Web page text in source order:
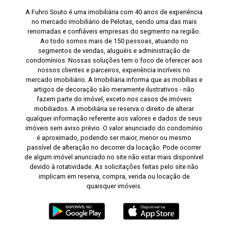
A Fuhro Souto é uma imobiliária com 40 anos de experiência
no mercado imobiliário de Pelotas, sendo uma das mais
renomadas e confiáveis empresas do segmento na região.
Ao todo somos mais de 150 pessoas, atuando no
segmentos de vendas, aluguéis e administração de
condomínios. Nossas soluções tem o foco de oferecer aos
nossos clientes e parceiros, experiência incríveis no
mercado imobiliário. A Imobiliária informa que as mobílias e
artigos de decoração são meramente ilustrativos - não
fazem parte do imóvel, exceto nos casos de imóveis
mobiliados. A imobiliária se reserva o direito de alterar
qualquer informação referente aos valores e dados de seus
imóveis sem aviso prévio. O valor anunciado do condomínio
é aproximado, podendo ser maior, menor ou mesmo
passível de alteração no decorrer da locação. Pode ocorrer
de algum imóvel anunciado no site não estar mais disponível
devido à rotatividade. As solicitações feitas pelo site não
implicam em reserva, compra, venda ou locação de
quaisquer imóveis.